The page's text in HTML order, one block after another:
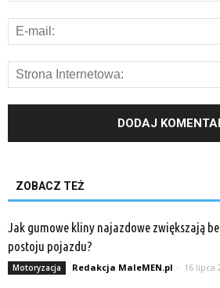
ZOBACZ TEŻ
Jak gumowe kliny najazdowe zwiększają
postoju pojazdu?
Motoryzacja Redakcja MaleMEN.pl - 16 lipca